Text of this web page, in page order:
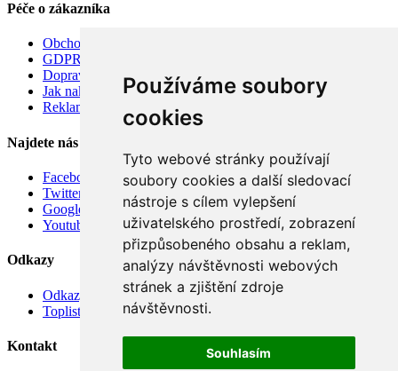
Používáme soubory
cookies
Tyto webové stránky používají
soubory cookies a další sledovací
nástroje s cílem vylepšení
uživatelského prostředí, zobrazení
přizpůsobeného obsahu a reklam,
analýzy návštěvnosti webových
stránek a zjištění zdroje
návštěvnosti.
Souhlasím
Péče o zákazníka
Obchodní podmínky
GDPR
Doprava
Jak nakupovat
Reklamace
Najdete nás
Facebook
Twitter
Google
Youtube
Odkazy
Odkazy
Toplist
Kontakt